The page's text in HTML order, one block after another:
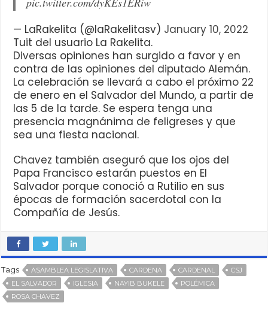
— LaRakelita (@laRakelitasv) January 10, 2022
Tuit del usuario La Rakelita.
Diversas opiniones han surgido a favor y en
contra de las opiniones del diputado Alemán.
La celebración se llevará a cabo el próximo 22
de enero en el Salvador del Mundo, a partir de
las 5 de la tarde. Se espera tenga una
presencia magnánima de feligreses y que
sea una fiesta nacional.
Chavez también aseguró que los ojos del
Papa Francisco estarán puestos en El
Salvador porque conoció a Rutilio en sus
épocas de formación sacerdotal con la
Compañía de Jesús.
Tags ASAMBLEA LEGISLATIVA CARDENA CARDENAL
CSJ
EL SALVADOR
IGLESIA NAYIB BUKELE
POLÉMICA
ROSA CHAVEZ